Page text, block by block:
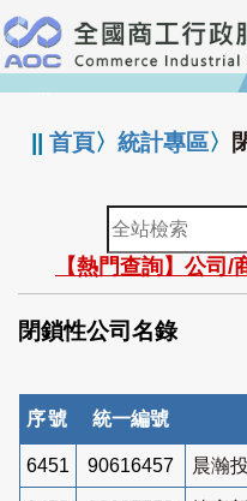
跳
到
主
要
:::
||首頁〉統計專區〉
全
站
檢
索
【熱門查詢】公司
閉鎖性公司名錄
序號 統一編號
6451 90616457 晨瀚